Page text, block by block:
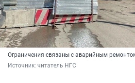
Ограничения связаны с аварийным
Источник: читатель НГС